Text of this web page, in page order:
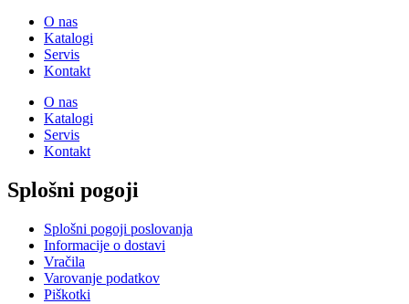
O nas
Katalogi
Servis
Kontakt
O nas
Katalogi
Servis
Kontakt
Splošni pogoji
Splošni pogoji poslovanja
Informacije o dostavi
Vračila
Varovanje podatkov
Piškotki